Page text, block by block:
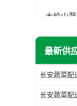
大岭山
长安蔬
最新供